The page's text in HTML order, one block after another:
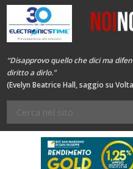
“Disapprovo quello che dici ma
diritto a dirlo.”
(Evelyn Beatrice Hall, saggio su